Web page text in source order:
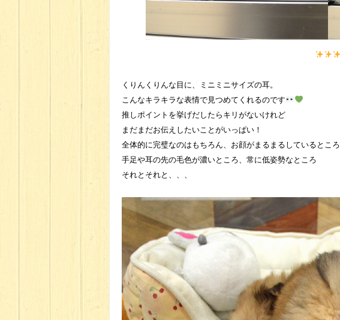
くりんくりんな目に、ミニミニサイズの耳。
こんなキラキラな表情で見つめてくれるのです
推しポイントを挙げだしたらキリがないけれど
まだまだお伝えしたいことがいっぱい！
全体的に完璧なのはもちろん、お顔がまるまるしているところ
手足や耳の先の毛色が濃いところ、常に低姿勢なところ
それとそれと、、、